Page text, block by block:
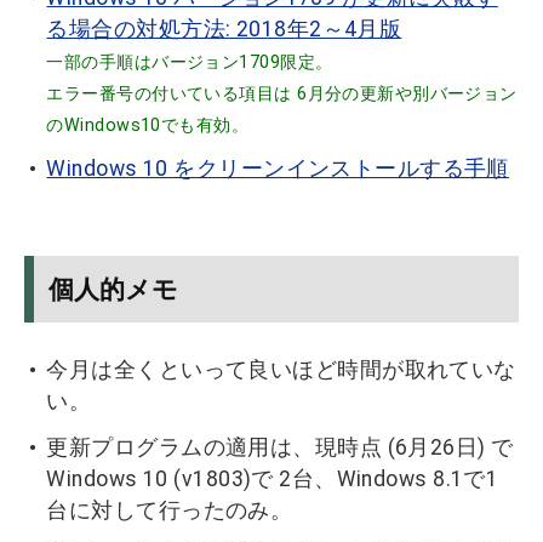
る場合の対処方法: 2018年2～4月版
一部の手順はバージョン1709限定。
エラー番号の付いている項目は 6月分の更新や別バージョン
のWindows10でも有効。
Windows 10 をクリーンインストールする手順
個人的メモ
今月は全くといって良いほど時間が取れていな
い。
更新プログラムの適用は、現時点 (6月26日) で
Windows 10 (v1803)で 2台、Windows 8.1で1
台に対して行ったのみ。